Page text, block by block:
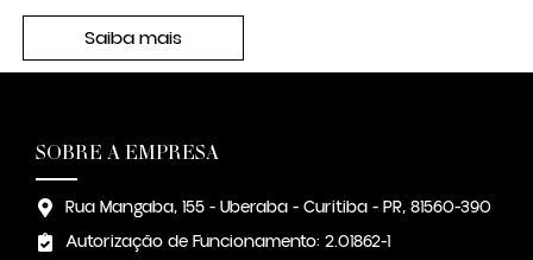
Saiba mais
SOBRE A EMPRESA
Rua Mangaba, 155 - Uberaba - Curitiba - PR, 81560-390
Autorização de Funcionamento: 2.01862-1